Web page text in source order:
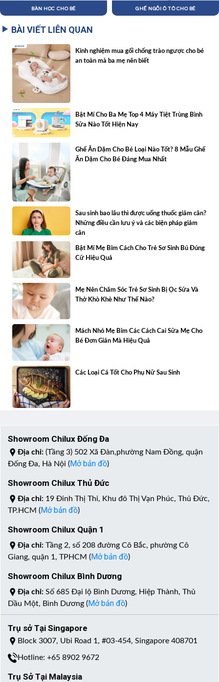
BÀN HỌC CHO BÉ GHẾ NGỒI Ô TÔ CHO BÉ
BÀI VIẾT LIÊN QUAN
Kinh nghiệm mua gối chống trào ngược cho bé
an toàn mà ba mẹ nên biết
Bật Mí Cho Ba Mẹ Top 4 Máy Tiệt Trùng Bình
Sữa Nào Tốt Hiện Nay
Ghế Ăn Dặm Cho Bé Loại Nào Tốt? 8 Mẫu Ghế
Ăn Dặm Cho Bé Đáng Mua Nhất
Sau sinh bao lâu thì được uống thuốc giảm cân?
Những điều cần lưu ý và các biện pháp giảm
cân
Bật Mí Mẹ Bỉm Cách Cho Trẻ Sơ Sinh Bú Đúng
Cữ Hiệu Quả
Mẹ Nên Chăm Sóc Trẻ Sơ Sinh Bị Ọc Sữa Và
Thở Khò Khè Như Thế Nào?
Mách Nhỏ Mẹ Bỉm Các Cách Cai Sữa Mẹ Cho
Bé Đơn Giản Mà Hiệu Quả
Các Loại Cá Tốt Cho Phụ Nữ Sau Sinh
Showroom Chilux Đống Đa
Địa chỉ: (Tầng 3) 502 Xã Đàn,phường Nam Đồng, quận
Đống Đa, Hà Nội (Mở bản đồ)
Showroom Chilux Thủ Đức
Địa chỉ: 19 Đinh Thị Thi, Khu đô Thị Vạn Phúc, Thủ Đức,
TP.HCM (Mở bản đồ)
Showroom Chilux Quận 1
Địa chỉ: Tầng 2, số 208 đường Cô Bắc, phường Cô
Giang, quận 1, TPHCM (Mở bản đồ)
Showroom Chilux Bình Dương
Địa chỉ: Số 685 Đại lộ Bình Dương, Hiệp Thành, Thủ
Dầu Một, Bình Dương (Mở bản đồ)
Trụ sở Tại Singapore
Block 3007, Ubi Road 1, #03-454, Singapore 408701
Hotline: +65 8902 9672
Trụ Sở Tại Malaysia